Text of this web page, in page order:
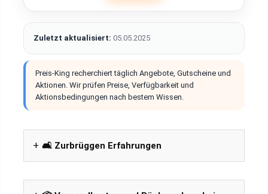
Zuletzt aktualisiert: 05.05.2025
Preis-King recherchiert täglich Angebote, Gutscheine und
Aktionen. Wir prüfen Preise, Verfügbarkeit und
Aktionsbedingungen nach bestem Wissen.
🛋️ Zurbrüggen Erfahrungen